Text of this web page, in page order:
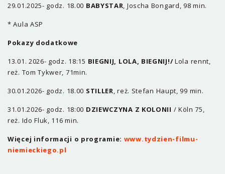
29.01.2025- godz. 18.00 BABYSTAR , Joscha Bongard, 98 min.
* Aula ASP
Pokazy dodatkowe
13.01. 2026- godz. 18:15 BIEGNIJ, LOLA, BIEGNIJ!/Lola rennt,
reż. Tom Tykwer, 71min.
30.01.2026- godz. 18.00 STILLER , reż. Stefan Haupt, 99 min.
31.01.2026- godz. 18:00 DZIEWCZYNA Z KOLONII / Köln 75,
reż. Ido Fluk, 116 min.
Więcej informacji o programie: www.tydzien-filmu-
niemieckiego.pl